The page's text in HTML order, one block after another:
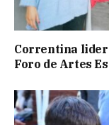
Correntina
Foro de Artes